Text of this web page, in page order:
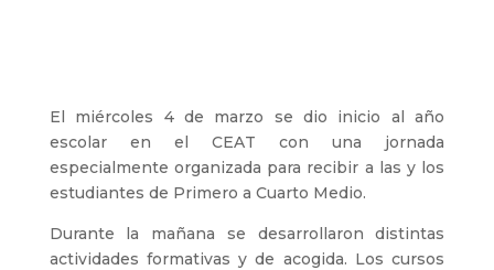
El miércoles 4 de marzo se dio inicio al año
escolar en el CEAT con una jornada
especialmente organizada para recibir a las y los
estudiantes de Primero a Cuarto Medio.
Durante la mañana se desarrollaron distintas
actividades formativas y de acogida. Los cursos